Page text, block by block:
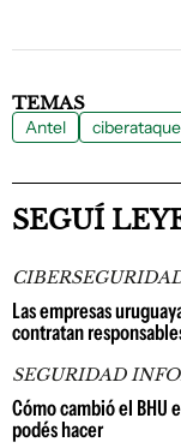
TEMAS
Antel ciberataque
SEGUÍ
Las empresas
contratan
SEGURIDAD
Cómo cambió el BHU
podés hacer